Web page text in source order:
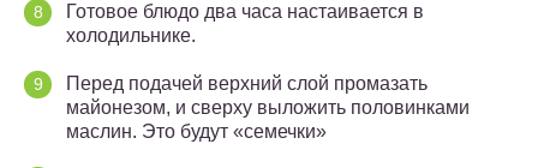
Готовое блюдо два часа настаивается в
холодильнике.
Перед подачей верхний слой промазать
майонезом, и сверху выложить половинками
маслин. Это будут «семечки»